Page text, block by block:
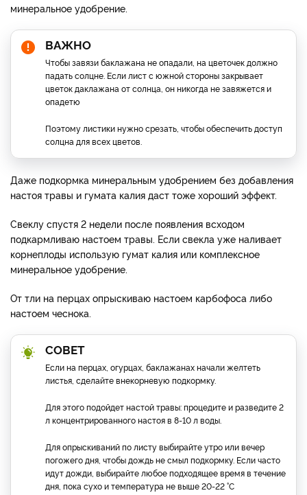
минеральное удобрение.
ВАЖНО
Чтобы завязи баклажана не опадали, на цветочек должно
падать солцне. Если лист с южной стороны закрывает
цветок даклажана от солнца, он никогда не завяжется и
опадетю
Поэтому листики нужно срезать, чтобы обеспечить доступ
солцна для всех цветов.
Даже подкормка минеральным удобрением без добавления
настоя травы и гумата калия даст тоже хороший эффект.
Свеклу спустя 2 недели после появления всходом
подкармливаю настоем травы. Если свекла уже наливает
корнеплоды использую гумат калия или комплексное
минеральное удобрение.
От тли на перцах опрыскиваю настоем карбофоса либо
настоем чеснока.
СОВЕТ
Если на перцах, огурцах, баклажанах начали желтеть
листья, сделайте внекорневую подкормку.
Для этого подойдет настой травы: процедите и разведите 2
л концентрированного настоя в 8-10 л воды.
Для опрыскиваний по листу выбирайте утро или вечер
погожего дня, чтобы дождь не смыл подкормку. Если часто
идут дожди, выбирайте любое подходящее время в течение
дня, пока сухо и температура не выше 20-22 °C